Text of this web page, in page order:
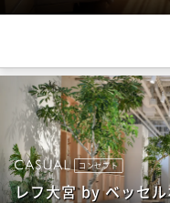
コンセプト
レフ大宮 by ベッセ